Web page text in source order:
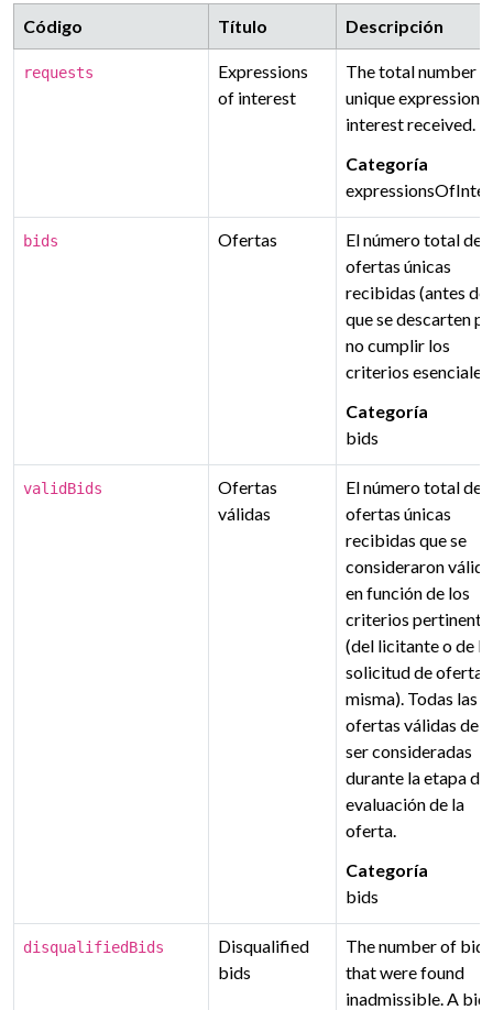
Código Título Descripción
requests
Expressions
of interest
The total number
unique expressions
interest received.
Categoría
bids Ofertas
El número total de
ofertas únicas
recibidas (antes de
que se descarten
no cumplir los
criterios
Categoría
bids
validBids
Ofertas
válidas
El número total de
ofertas únicas
recibidas que se
consideraron
en función de los
criterios
(del licitante o de la
solicitud de oferta
misma). Todas las
ofertas válidas
ser consideradas
durante la etapa de
evaluación de la
oferta.
Categoría
bids
disqualifiedBids
Disqualified
bids
The number of bids
that were found
inadmissible. A bid